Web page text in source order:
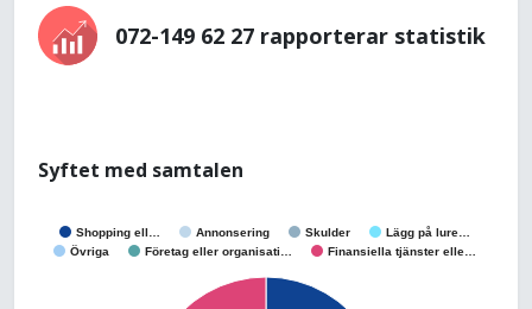
072-149 62 27 rapporterar statistik
Syftet med samtalen
Shopping ell… Annonsering Skulder
Lägg på lure…
Övriga
Företag eller organisati… Finansiella tjänster elle…